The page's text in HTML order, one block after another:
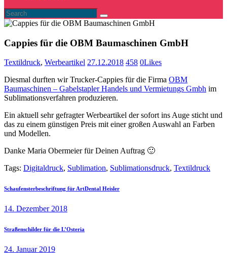
Cappies für die OBM Baumaschinen GmbH
Textildruck, Werbeartikel 27.12.2018 458 0Likes
Diesmal durften wir Trucker-Cappies für die Firma OBM
Baumaschinen – Gabelstapler Handels und Vermietungs Gmbh im
Sublimationsverfahren produzieren.
Ein aktuell sehr gefragter Werbeartikel der sofort ins Auge sticht und
das zu einem günstigen Preis mit einer großen Auswahl an Farben
und Modellen.
Danke Maria Obermeier für Deinen Auftrag 🙂
Tags: Digitaldruck, Sublimation, Sublimationsdruck‬, Textildruck
Beitragsnavigation
Previous
Schaufensterbeschriftung für ArtDental Heisler
14. Dezember 2018
Next
Straßenschilder für die L’Osteria
24. Januar 2019